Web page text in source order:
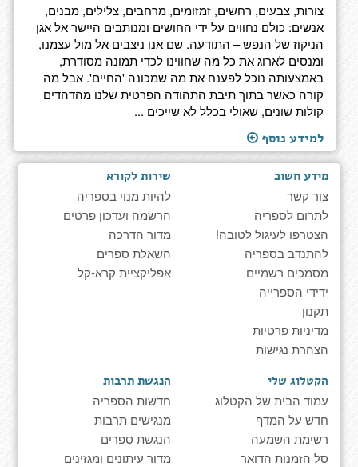
צורות, צבעים, רחשים, זמזומים, מרחבים, צלילים, מבנים,
אנשים: כולם נחווים על ידי החושים ומנותבים היישר אל אגן
הניקוז של הנפש – התודעה. שם אנו ניצבים אל מול עצמנו,
ומנסים לארוג את כל מה שחווינו לכדי תמונה מסודרת,
באמצעותה נוכל לפענח את מה שמכונה 'החיים'. אבל מה
קורה כאשר בתוך תיבת התהודה הפרטית שלנו מהדהדים
קולות שונים, שאולי בכלל לא שייכים ...
למידע נוסף
מידע חשוב
צור קשר
לתרום לספריה
הצטרפו לעיגול לטובה!
להתנדב בספריה
מסמכים רשמיים
ידידי הספרייה
תקנון
מדיניות פרטיות
הצהרת נגישות
שירות לקורא
להיות מנוי בספריה
הרשמה ועדכון פרטים
מדור הדרכה
השאלת ספרים
אפליקציית קרא-קל
הקטלוג שלי
עמוד הבית של הקטלוג
חדש על המדף
רשימת השמעה
סל הזמנות הדואר
הנגשת תרבות
חדשות הספריה
מנגישים תרבות
הנגשת ספרים
מדור עיתונים ומגזינים